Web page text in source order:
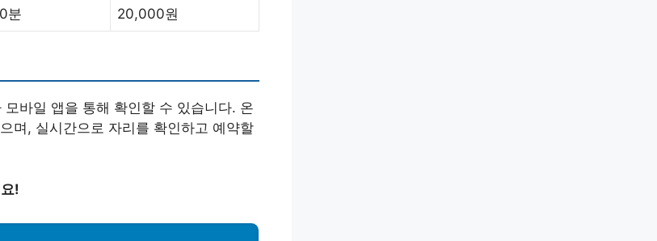
분 20,000원
바일 앱을 통해 확인할 수 있습니다. 온
며, 실시간으로 자리를 확인하고 예약할
!